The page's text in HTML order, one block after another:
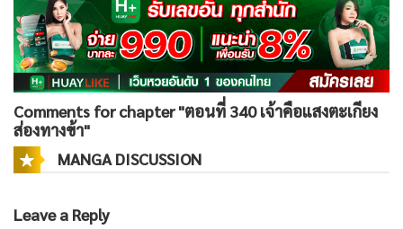
Comments for chapter "ตอนที่ 340 เจ้าคือแสงตะเกียง
ส่องทางข้า"
MANGA DISCUSSION
Leave a Reply